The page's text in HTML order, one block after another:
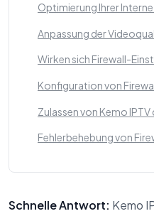
Optimierung Ihrer
Anpassung der
Wirken sich Firewall-
Konfiguration von
Zulassen von Kemo IPTV
Fehlerbehebung von
Schnelle Antwort: Kemo